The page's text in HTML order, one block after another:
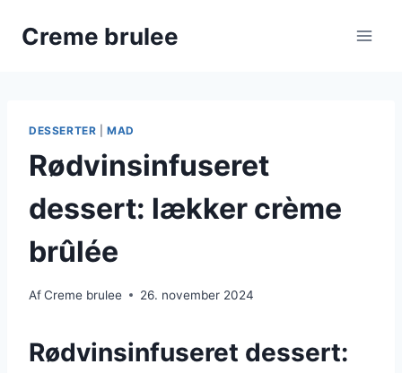
Creme brulee
DESSERTER |MAD
Rødvinsinfuseret
dessert: lækker crème
brûlée
AfCreme brulee 26. november 2024
Rødvinsinfuseret dessert: